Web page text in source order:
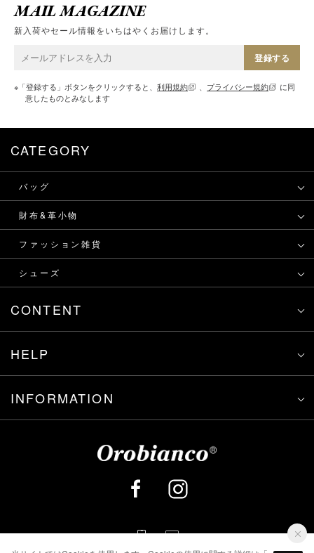
MAIL MAGAZINE
新入荷やセール情報をいちはやくお届けします。
登録する
※「登録する」ボタンをクリックすると、 利用規約 、 プライバシー規約
に同
意したものとみなします
CATEGORY
バッグ
財布&革小物
ファッション雑貨
シューズ
CONTENT
HELP
INFORMATION